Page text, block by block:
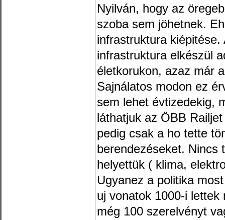
Nyilván, hogy az
szoba sem jöhetnek.
infrastruktura
infrastruktura elkészül
életkorukon, azaz már
Sajnálatos modon ez
sem lehet évtizedekig,
láthatjuk az ÖBB
pedig csak a ho tette
berendezéseket. Nincs
helyettük ( klima,
Ugyanez a politika
uj vonatok 1000-i lettek
még 100 szerelvényt